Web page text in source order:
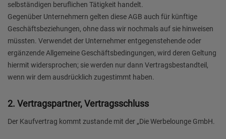
selbständigen beruflichen Tätigkeit handelt.
Gegenüber Unternehmern gelten diese AGB auch für künftige
Geschäftsbeziehungen, ohne dass wir nochmals auf sie hinweisen
müssten. Verwendet der Unternehmer entgegenstehende oder
ergänzende Allgemeine Geschäftsbedingungen, wird deren Geltung
hiermit widersprochen; sie werden nur dann Vertragsbestandteil,
wenn wir dem ausdrücklich zugestimmt haben.
2. Vertragspartner, Vertragsschluss
Der Kaufvertrag kommt zustande mit der „Die Werbelounge GmbH.